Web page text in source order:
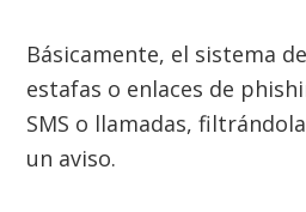
Básicamente, el sistema
estafas o enlaces de
SMS o llamadas,
un aviso.